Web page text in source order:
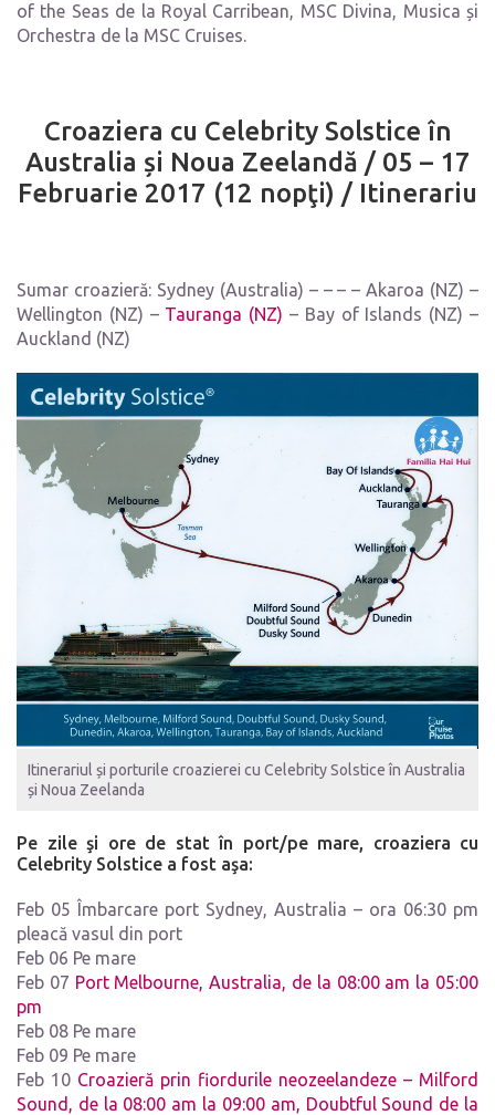
of the Seas de la Royal Carribean, MSC Divina, Musica și
Orchestra de la MSC Cruises.
Croaziera cu Celebrity Solstice în
Australia și Noua Zeelandă / 05 – 17
Februarie 2017 (12 nopţi) / Itinerariu
Sumar croazieră: Sydney (Australia) – – – – Akaroa (NZ) –
Wellington (NZ) – Tauranga (NZ) – Bay of Islands (NZ) –
Auckland (NZ)
Itinerariul și porturile croazierei cu Celebrity Solstice în Australia
și Noua Zeelanda
Pe zile şi ore de stat în port/pe mare, croaziera cu
Celebrity Solstice a fost aşa:
Feb 05 Îmbarcare port Sydney, Australia – ora 06:30 pm
pleacă vasul din port
Feb 06 Pe mare
Feb 07 Port Melbourne, Australia, de la 08:00 am la 05:00
pm
Feb 08 Pe mare
Feb 09 Pe mare
Feb 10 Croazieră prin fiordurile neozeelandeze – Milford
Sound, de la 08:00 am la 09:00 am, Doubtful Sound de la